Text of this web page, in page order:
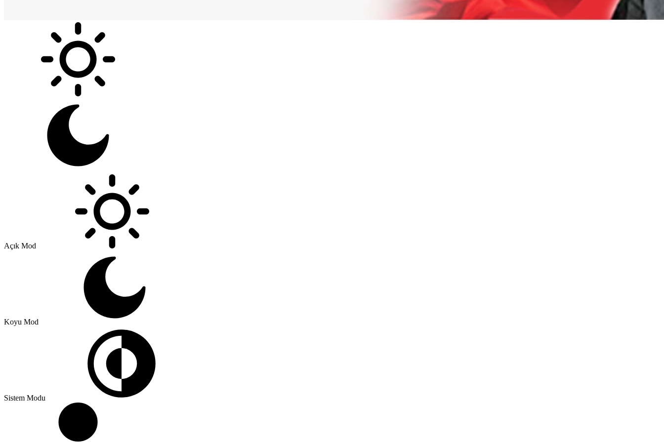
Açık Mod
Koyu Mod
Sistem Modu